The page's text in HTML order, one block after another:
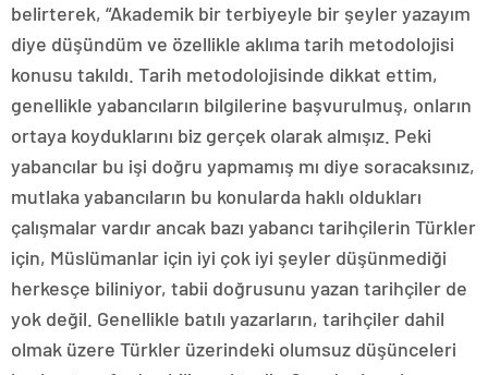
belirterek, “Akademik bir terbiyeyle bir şeyler yazayım
diye düşündüm ve özellikle aklıma tarih metodolojisi
konusu takıldı. Tarih metodolojisinde dikkat ettim,
genellikle yabancıların bilgilerine başvurulmuş, onların
ortaya koyduklarını biz gerçek olarak almışız. Peki
yabancılar bu işi doğru yapmamış mı diye soracaksınız,
mutlaka yabancıların bu konularda haklı oldukları
çalışmalar vardır ancak bazı yabancı tarihçilerin Türkler
için, Müslümanlar için iyi çok iyi şeyler düşünmediği
herkesçe biliniyor, tabii doğrusunu yazan tarihçiler de
yok değil. Genellikle batılı yazarların, tarihçiler dahil
olmak üzere Türkler üzerindeki olumsuz düşünceleri